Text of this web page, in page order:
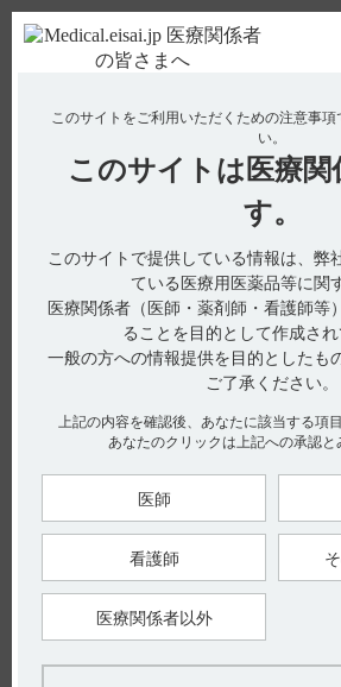
使用期限検索
No : 1782
【ネオフィリン・錠・原末】
用禁忌・併用注意など）につい
【ネオフィリン・錠・原末】
薬物相互作用（併用禁忌・併用注意など
［ネオフィリン錠100mg・原末共通］
10．相互作用（引用1、2）
10．1 併用禁忌（併用しないこと）
このサイトをご利用いただくための注意事項
い。
このサイトは 医療
す。
このサイトで提供している情報は、弊
ている医療用医薬品等に関
医療関係者（医師・薬剤師・看護師等
ることを目的として作成され
一般の方への情報提供を目的としたも
ご了承ください。
上記の内容を確認後、あなたに該当する項
あなたのクリックは上記への承認と
医師
看護師
医療関係者以外